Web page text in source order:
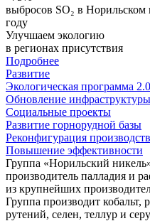
выбросов SO₂ в
году
Улучшаем экологию
в регионах присутствия
Подробнее
Развитие
Экологическая программа 2.0
Обновление инфраструктуры
Социальные проекты
Развитие горнорудной базы
Реконфигурация
Повышение эффективности
Группа «Норильский
производитель палладия и
из крупнейших
Группа производит кобальт,
рутений, селен, теллур и